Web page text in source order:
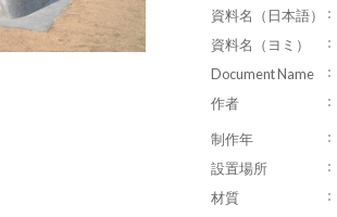
資料名（日本語）
資料名（ヨミ）
Document Name
作者
制作年
設置場所
材質